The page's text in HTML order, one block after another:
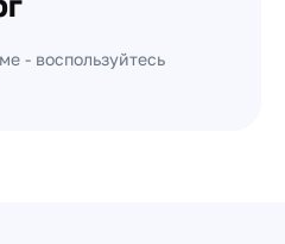
- воспользуйтесь